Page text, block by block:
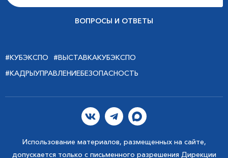
ВОПРОСЫ И ОТВЕТЫ
#КУБЭКСПО
#ВЫСТАВКАКУБЭКСПО
#КАДРЫУПРАВЛЕНИЕБЕЗОПАСНОСТЬ
Использование материалов, размещенных на сайте,
допускается только с письменного разрешения Дирекции